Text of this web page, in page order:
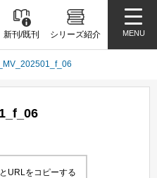
新刊/既刊 シリーズ紹介 MENU
URLをコピーする